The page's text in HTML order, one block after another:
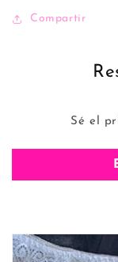
Compartir
Sé el